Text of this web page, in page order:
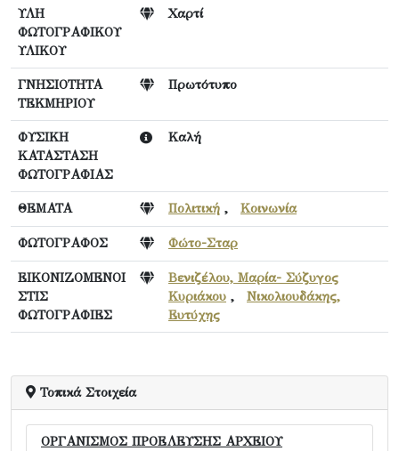
ΥΛΗ
ΦΩΤΟΓΡΑΦΙΚΟΥ
ΥΛΙΚΟΥ
Χαρτί
ΓΝΗΣΙΟΤΗΤΑ
ΤΕΚΜΗΡΙΟΥ
Πρωτότυπο
ΦΥΣΙΚΗ
ΚΑΤΑΣΤΑΣΗ
ΦΩΤΟΓΡΑΦΙΑΣ
Καλή
ΘΕΜΑΤΑ Πολιτική , Κοινωνία
ΦΩΤΟΓΡΑΦΟΣ Φώτο-Σταρ
ΕΙΚΟΝΙΖΟΜΕΝΟΙ
ΣΤΙΣ
ΦΩΤΟΓΡΑΦΙΕΣ
Βενιζέλου, Μαρία- Σύζυγος
Κυριάκου , Νικολιουδάκης,
Ευτύχης
Τοπικά Στοιχεία
ΟΡΓΑΝΙΣΜΟΣ ΠΡΟΕΛΕΥΣΗΣ ΑΡΧΕΙΟΥ